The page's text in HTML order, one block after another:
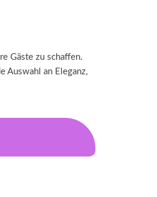
Gäste zu schaffen.
Auswahl an Eleganz,